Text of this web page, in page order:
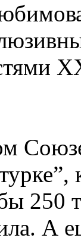
бы
А